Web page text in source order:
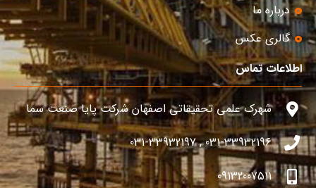
درباره ما
گالری عکس
اطلاعات تماس
شهرک علمی تحقیقاتی اصفهان شرکت پایا صنعت سما
031-33932196 , 031-33932197
09132007511